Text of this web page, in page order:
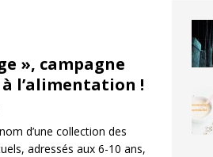
», campagne
l’alimentation !
d’une collection des
adressés aux 6-10 ans,